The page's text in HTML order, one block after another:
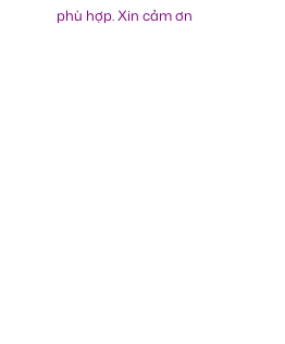
phù hợp. Xin cảm ơn